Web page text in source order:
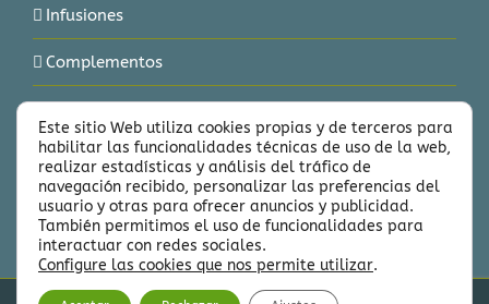
Infusiones
Complementos
Delicias
Marcas
Bebe Té · Todos los derechos reservados. © 2024 Bebe-Té, tienda
Este sitio Web utiliza cookies propias y de terceros para
habilitar las funcionalidades técnicas de uso de la web,
realizar estadísticas y análisis del tráfico de
navegación recibido, personalizar las preferencias del
usuario y otras para ofrecer anuncios y publicidad.
También permitimos el uso de funcionalidades para
interactuar con redes sociales.
Configure las cookies que nos permite utilizar.